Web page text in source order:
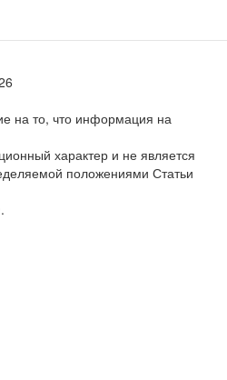
на то, что информация на
характер и не является
положениями Статьи